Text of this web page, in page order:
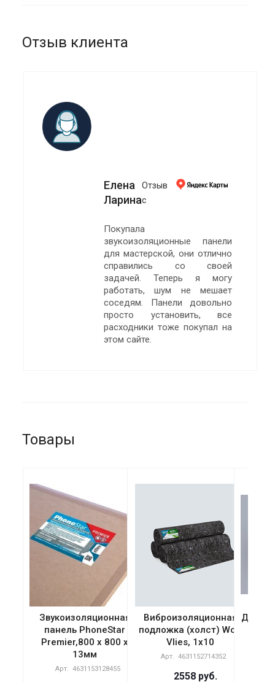
Отзыв клиента
Елена
Ларина
Отзыв
с
Покупала
звукоизоляционные панели
для мастерской, они отлично
справились со своей
задачей. Теперь я могу
работать, шум не мешает
соседям. Панели довольно
просто установить, все
расходники тоже покупал на
этом сайте.
Товары
Звукоизоляционная
панель PhoneStar
Premier,800 х 800 х
13мм
Арт. 4631153128455
Виброизоляционная
подложка (холст) Wolf
Vlies, 1х10
Арт. 4631152714352
2558 руб.